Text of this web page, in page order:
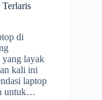
di
yang layak
kali ini
laptop
untuk…